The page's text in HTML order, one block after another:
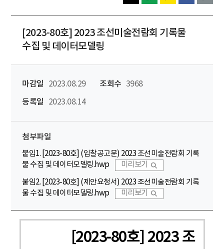
[2023-80호] 2023 조선미술전람회 기록물
수집 및 데이터모델링
마감일 2023.08.29 조회수 3968
등록일
2023.08.14
첨부파일
붙임1. [2023-80호] (입찰공고문) 2023 조선미술전람회 기록
물 수집 및 데이터모델링.hwp
미리보기
붙임2. [2023-80호] (제안요청서) 2023 조선미술전람회 기록
물 수집 및 데이터모델링.hwp
미리보기
[2023-80호] 2023 조